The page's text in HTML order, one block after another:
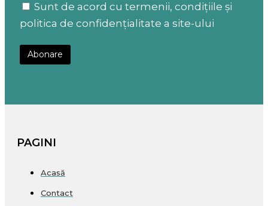
Sunt de acord cu termenii, condițiile și
politica de confidențialitate a site-ului
PAGINI
Acasă
Contact